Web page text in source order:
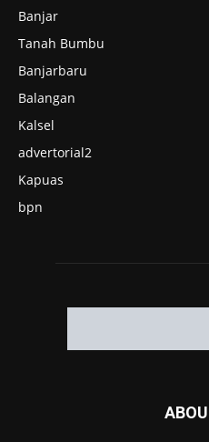
Banjar
Tanah Bumbu
Banjarbaru
Balangan
Kalsel
advertorial2
Kapuas
bpn